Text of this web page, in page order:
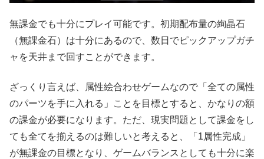
無課金でも十分にプレイ可能です。初期配布量の絢晶石
（無課金石）は十分にあるので、数日でピックアップガチ
ャを天井まで回すことができます。
ざっくり言えば、属性絵合わせゲームなので「全ての属性
のパーツを手に入れる」ことを目標とすると、かなりの額
の課金が必要になります。ただ、現実問題として課金をし
ても全てを揃えるのは難しいと考えると、「1属性完成」
が無課金の目標となり、ゲームバランスとしても十分に楽